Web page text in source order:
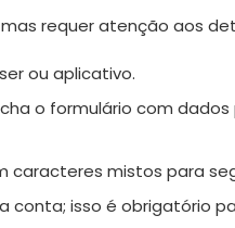
requer atenção aos
ou aplicativo.
o formulário com
caracteres mistos para
conta; isso é obrigatório